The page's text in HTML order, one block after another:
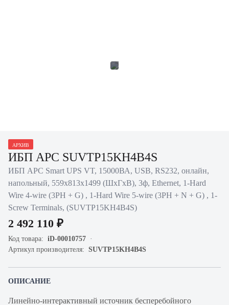
АРХИВ
ИБП APC SUVTP15KH4B4S
ИБП APC Smart UPS VT, 15000ВА, USB, RS232, онлайн,
напольный, 559х813х1499 (ШхГхВ), 3ф, Ethernet, 1-Hard
Wire 4-wire (3PH + G) , 1-Hard Wire 5-wire (3PH + N + G) , 1-
Screw Terminals, (SUVTP15KH4B4S)
2 492 110 ₽
Код товара: iD-00010757
Артикул производителя: SUVTP15KH4B4S
ОПИСАНИЕ
Линейно-интерактивный источник бесперебойного